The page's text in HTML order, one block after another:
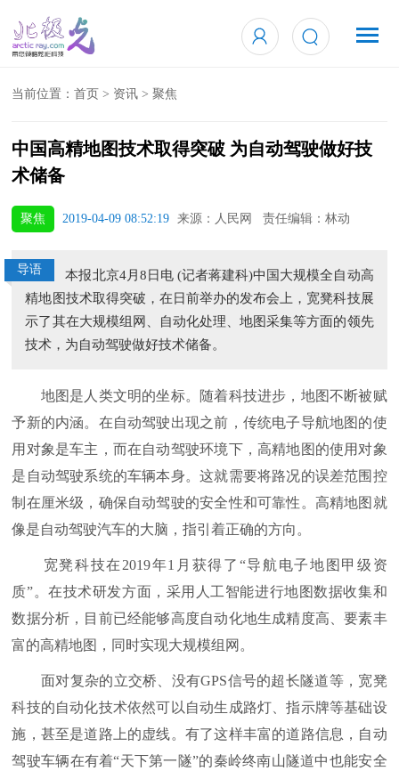
当前位置：首页 > 资讯 >聚焦
中国高精地图技术取得突破 为自动驾驶做好技
术储备
聚焦 2019-04-09 08:52:19 来源：人民网 责任编辑：林动
导语
本报北京4月8日电 (记者蒋建科)中国大规模全自动高
精地图技术取得突破，在日前举办的发布会上，宽凳科技展
示了其在大规模组网、自动化处理、地图采集等方面的领先
技术，为自动驾驶做好技术储备。
地图是人类文明的坐标。随着科技进步，地图不断被赋
予新的内涵。在自动驾驶出现之前，传统电子导航地图的使
用对象是车主，而在自动驾驶环境下，高精地图的使用对象
是自动驾驶系统的车辆本身。这就需要将路况的误差范围控
制在厘米级，确保自动驾驶的安全性和可靠性。高精地图就
像是自动驾驶汽车的大脑，指引着正确的方向。
宽凳科技在2019年1月获得了“导航电子地图甲级资
质”。在技术研发方面，采用人工智能进行地图数据收集和
数据分析，目前已经能够高度自动化地生成精度高、要素丰
富的高精地图，同时实现大规模组网。
面对复杂的立交桥、没有GPS信号的超长隧道等，宽凳
科技的自动化技术依然可以自动生成路灯、指示牌等基础设
施，甚至是道路上的虚线。有了这样丰富的道路信息，自动
驾驶车辆在有着“天下第一隧”的秦岭终南山隧道中也能安全